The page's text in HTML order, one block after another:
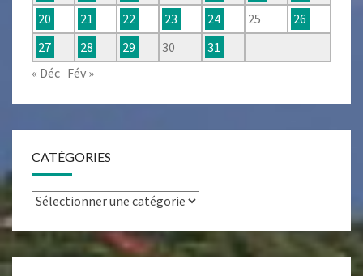
20
21 22 23 24 25
26
27
28 29 30
31
« Déc Fév »
CATÉGORIES
Catégories